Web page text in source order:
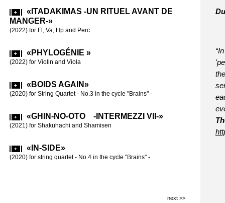
«ITADAKIMAS -UN RITUEL AVANT DE
MANGER-»
(2022) for Fl, Va, Hp and Perc.
«PHYLOGÉNIE »
(2022) for Violin and Viola
«BOIDS AGAIN»
(2020) for String Quartet - No.3 in the cycle "Brains" -
«GHIN-NO-OTO -INTERMEZZI VII-»
(2021) for Shakuhachi and Shamisen
«IN-SIDE»
(2020) for string quartet - No.4 in the cycle "Brains" -
(2018) for
«60
(2015) for Fl,
60th birthday
«LE
CARRÉS»
(2015) for 2
next >>